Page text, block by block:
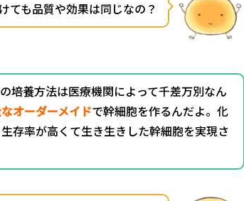
ても品質や効果は同じなの？
培養方法は医療機関によって千差万別なん
オーダーメイドで幹細胞を作るんだよ。化
存率が高くて生き生きした幹細胞を実現さ